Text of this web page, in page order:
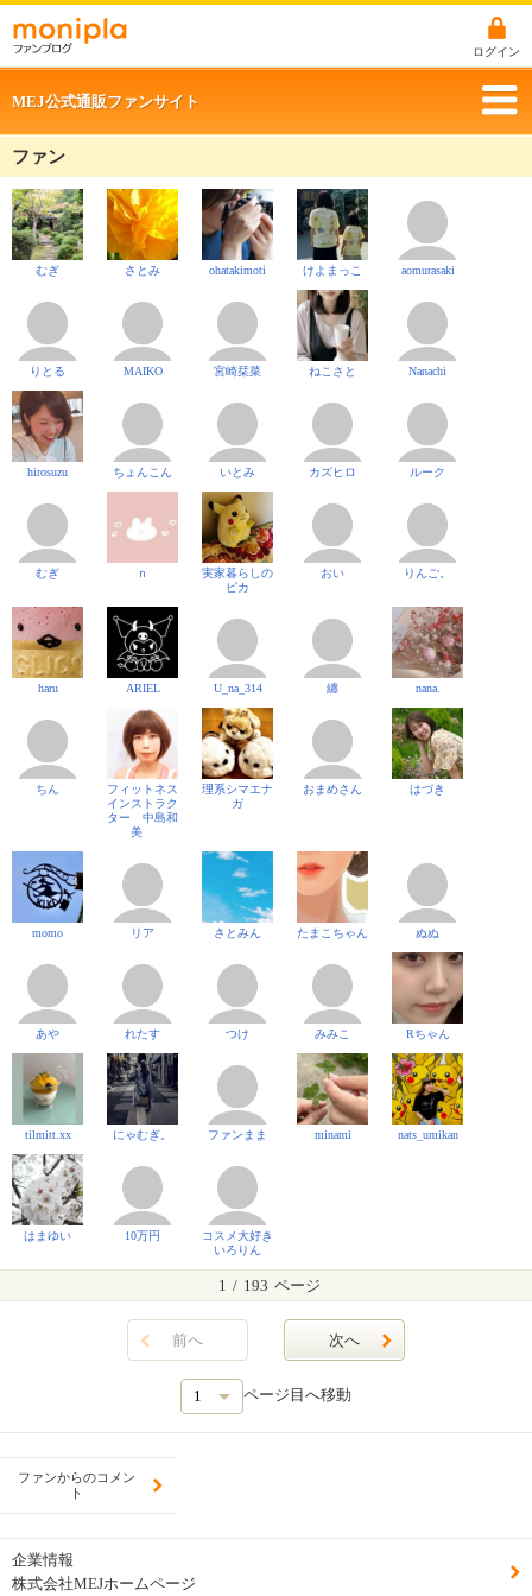
ログイン
MEJ公式通販ファンサイト
ファン
むぎ さとみ ohatakimoti けよまっこ aomurasaki
りとる MAIKO 宮崎栞菜 ねこさと Nanachi
hirosuzu ちょんこん いとみ カズヒロ ルーク
むぎ ｎ
実家暮らしの
ピカ
おい りんご。
haru ARIEL U_na_314 纏 nana.
ちん
フィットネス
インストラク
ター 中島和
美
理系シマエナ
ガ
おまめさん はづき
momo リア さとみん たまこちゃん ぬぬ
あや れたす つけ みみこ Rちゃん
tilmitt.xx にゃむぎ。 ファンまま minami nats_umikan
はまゆい 10万円
コスメ大好き
いろりん
1 / 193 ページ
前へ 次へ
ページ目へ移動
ファンからのコメン
ト
企業情報
株式会社MEJホームページ